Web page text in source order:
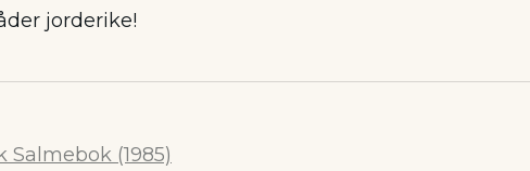
jorderike!
Salmebok (1985)